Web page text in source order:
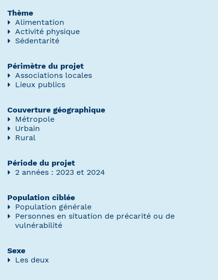
Thème
Alimentation
Activité physique
Sédentarité
Périmètre du projet
Associations locales
Lieux publics
Couverture géographique
Métropole
Urbain
Rural
Période du projet
2 années : 2023 et 2024
Population ciblée
Population générale
Personnes en situation de précarité ou de
vulnérabilité
Sexe
Les deux